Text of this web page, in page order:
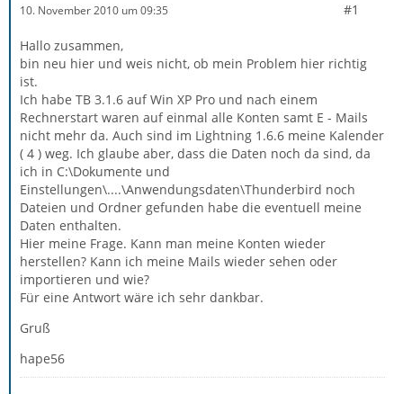
10. November 2010 um 09:35 #1
Hallo zusammen,
bin neu hier und weis nicht, ob mein Problem hier richtig
ist.
Ich habe TB 3.1.6 auf Win XP Pro und nach einem
Rechnerstart waren auf einmal alle Konten samt E - Mails
nicht mehr da. Auch sind im Lightning 1.6.6 meine Kalender
( 4 ) weg. Ich glaube aber, dass die Daten noch da sind, da
ich in C:\Dokumente und
Einstellungen\....\Anwendungsdaten\Thunderbird noch
Dateien und Ordner gefunden habe die eventuell meine
Daten enthalten.
Hier meine Frage. Kann man meine Konten wieder
herstellen? Kann ich meine Mails wieder sehen oder
importieren und wie?
Für eine Antwort wäre ich sehr dankbar.
Gruß
hape56